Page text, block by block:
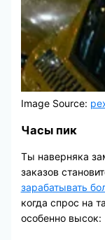
Image Source:
Часы пик
Ты наверняка
заказов
зарабатывать
когда спрос на
особенно высок: